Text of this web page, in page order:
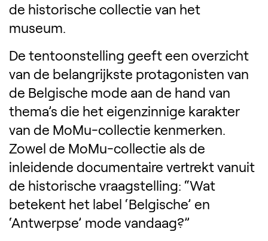
de historische collectie van het
museum.
De tentoonstelling geeft een overzicht
van de belangrijkste protagonisten van
de Belgische mode aan de hand van
thema’s die het eigenzinnige karakter
van de MoMu-collectie kenmerken.
Zowel de MoMu-collectie als de
inleidende documentaire vertrekt vanuit
de historische vraagstelling: “Wat
betekent het label ‘Belgische’ en
‘Antwerpse’ mode vandaag?”